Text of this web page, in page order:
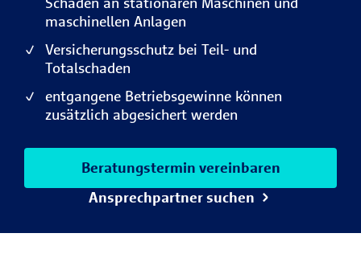
maschinellen Anlagen
Versicherungsschutz bei Teil- und
Totalschaden
entgangene Betriebsgewinne können
zusätzlich abgesichert werden
Beratungstermin vereinbaren
Ansprechpartner suchen